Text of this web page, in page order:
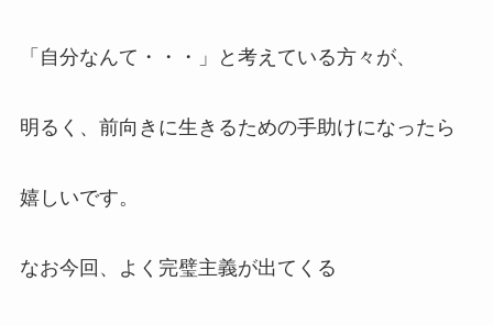
「自分なんて・・・」と考えている方々が、
明るく、前向きに生きるための手助けになったら
嬉しいです。
なお今回、よく完璧主義が出てくる